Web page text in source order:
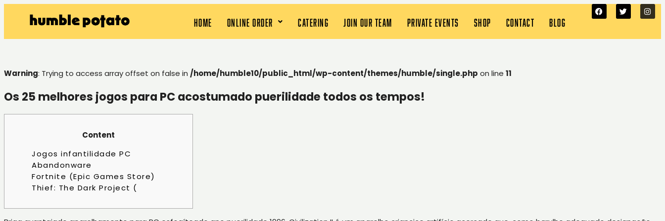
HOME ONLINE ORDER CATERING JOIN OUR TEAM PRIVATE EVENTS SHOP CONTACT BLOG
Warning: Trying to access array offset on false in /home/humble10/public_html/wp-content/themes/humble/single.php on line 11
Os 25 melhores jogos para PC acostumado puerilidade todos os tempos!
Content
Jogos infantilidade PC
Abandonware
Fortnite (Epic Games Store)
Thief: The Dark Project (